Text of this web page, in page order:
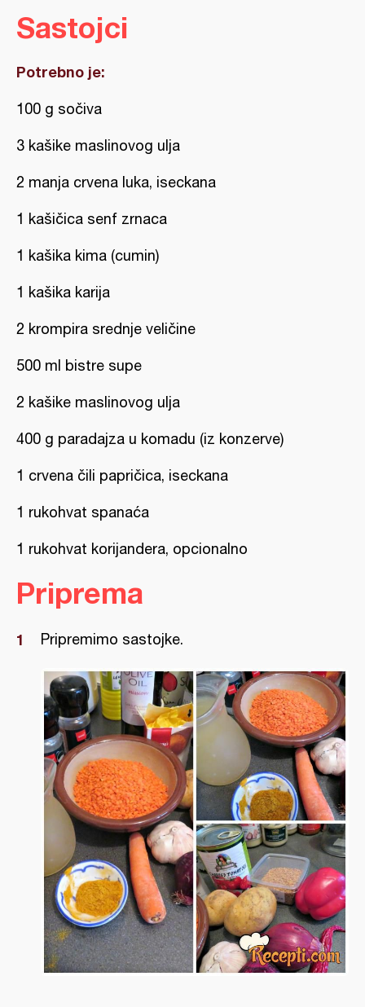
Sastojci
Potrebno je:
100 g sočiva
3 kašike maslinovog ulja
2 manja crvena luka, iseckana
1 kašičica senf zrnaca
1 kašika kima (cumin)
1 kašika karija
2 krompira srednje veličine
500 ml bistre supe
2 kašike maslinovog ulja
400 g paradajza u komadu (iz konzerve)
1 crvena čili papričica, iseckana
1 rukohvat spanaća
1 rukohvat korijandera, opcionalno
Priprema
Pripremimo sastojke.